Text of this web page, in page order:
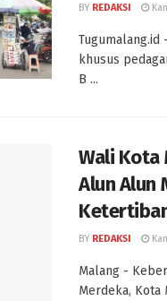
BY REDAKSI
Tugumalang.id
khusus
B ...
Wali Kota
Alun Alun
BY REDAKSI
Malang -
Merdeka, Kota